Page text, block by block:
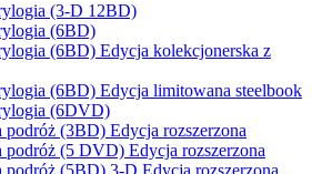
(3-D 12BD)
(6BD)
(6BD) Edycja kolekcjonerska z
(6BD) Edycja limitowana steelbook
(6DVD)
(3BD) Edycja rozszerzona
podróż (5 DVD) Edycja rozszerzona
(5BD) 3-D Edycja rozszerzona